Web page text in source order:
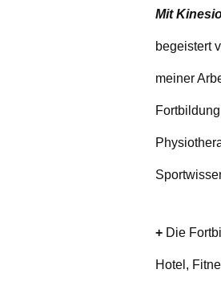
Mit
begeistert
meiner
+ Die
Hotel,